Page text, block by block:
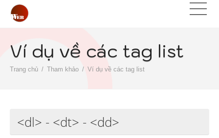
Ví dụ về các tag list
Trang chủ Tham khảo Ví dụ về các tag list
<dl> - <dt> - <dd>